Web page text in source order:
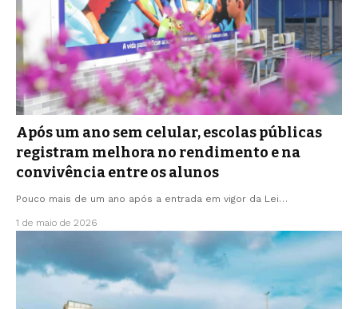
Após um ano sem celular, escolas públicas
registram melhora no rendimento e na
convivência entre os alunos
Pouco mais de um ano após a entrada em vigor da Lei…
1 de maio de 2026